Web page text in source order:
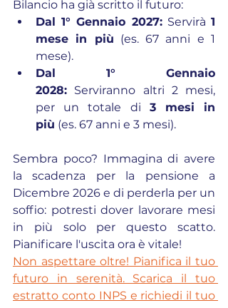
Bilancio ha già scritto il futuro:
Dal 1° Gennaio 2027: Servirà 1
mese in più (es. 67 anni e 1
mese).
Dal 1° Gennaio
2028: Serviranno altri 2 mesi,
per un totale di 3 mesi in
più (es. 67 anni e 3 mesi).
Sembra poco? Immagina di avere
la scadenza per la pensione a
Dicembre 2026 e di perderla per un
soffio: potresti dover lavorare mesi
in più solo per questo scatto.
Pianificare l'uscita ora è vitale!
Non aspettare oltre! Pianifica il tuo
futuro in serenità. Scarica il tuo
estratto conto INPS e richiedi il tuo